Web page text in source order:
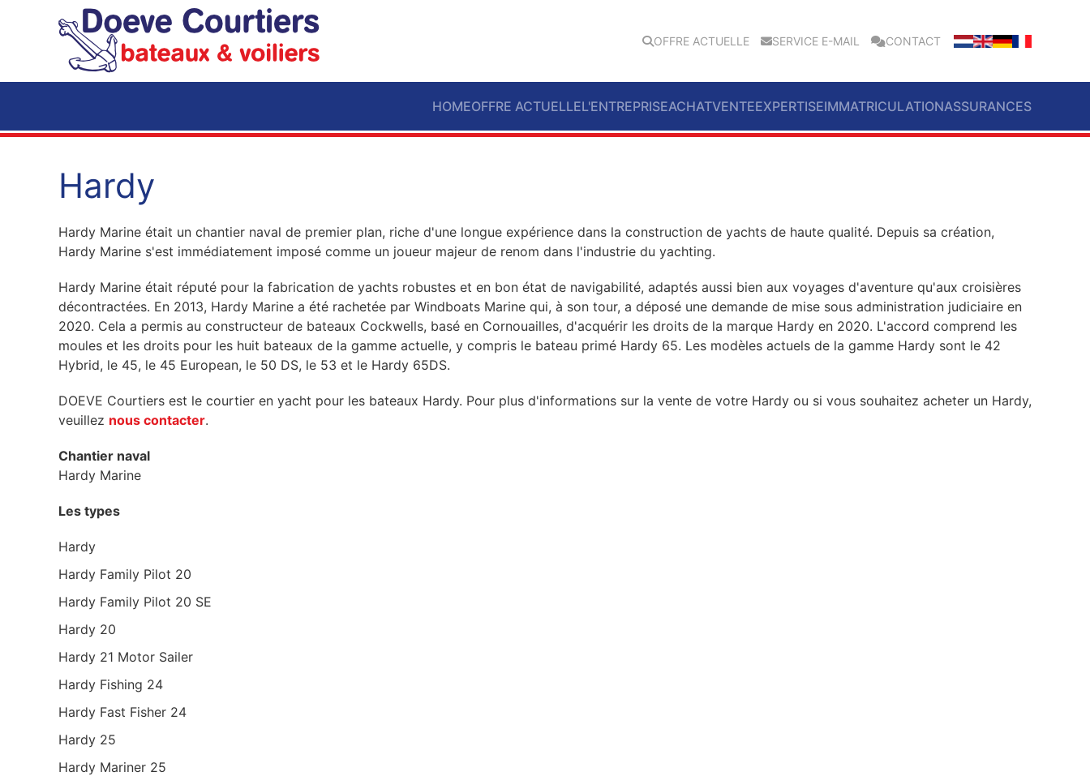
Accéder au contenu principal OFFRE ACTUELLE SERVICE E-MAIL CONTACT
HOMEOFFRE ACTUELLEL'ENTREPRISEACHATVENTEEXPERTISEIMMATRICULATIONASSURANCES
Hardy
Hardy Marine était un chantier naval de premier plan, riche d'une longue expérience dans la construction de yachts de haute qualité. Depuis sa création,
Hardy Marine s'est immédiatement imposé comme un joueur majeur de renom dans l'industrie du yachting.
Hardy Marine était réputé pour la fabrication de yachts robustes et en bon état de navigabilité, adaptés aussi bien aux voyages d'aventure qu'aux croisières
décontractées. En 2013, Hardy Marine a été rachetée par Windboats Marine qui, à son tour, a déposé une demande de mise sous administration judiciaire en
2020. Cela a permis au constructeur de bateaux Cockwells, basé en Cornouailles, d'acquérir les droits de la marque Hardy en 2020. L'accord comprend les
moules et les droits pour les huit bateaux de la gamme actuelle, y compris le bateau primé Hardy 65. Les modèles actuels de la gamme Hardy sont le 42
Hybrid, le 45, le 45 European, le 50 DS, le 53 et le Hardy 65DS.
DOEVE Courtiers est le courtier en yacht pour les bateaux Hardy. Pour plus d'informations sur la vente de votre Hardy ou si vous souhaitez acheter un Hardy,
veuillez nous contacter.
Chantier naval
Hardy Marine
Les types
Hardy
Hardy Family Pilot 20
Hardy Family Pilot 20 SE
Hardy 20
Hardy 21 Motor Sailer
Hardy Fishing 24
Hardy Fast Fisher 24
Hardy 25
Hardy Mariner 25